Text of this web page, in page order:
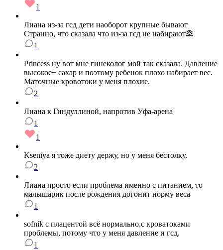
1
Лиана из-за гсд дети наоборот крупные бывают
Странно, что сказала что из-за гсд не набирают🙈
1
Princess ну вот мне гинеколог мой так сказала. Давление
высокое+ сахар и поэтому ребенок плохо набирает вес.
Маточные кровотоки у меня плохие.
2
Лиана к Гиндуллиной, напротив Уфа-арена
1
1
Kseniya я тоже диету держу, но у меня бестолку.
2
Лиана просто если проблема именно с питанием, то
малышарик после рождения догонит норму веса
1
sofnik с плацентой всё нормально,с кроватоками
проблемы, потому что у меня давление и гсд.
1